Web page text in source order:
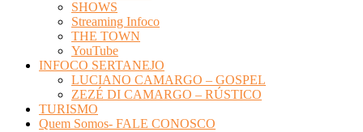
SHOWS
Streaming Infoco
THE TOWN
YouTube
INFOCO SERTANEJO
LUCIANO CAMARGO – GOSPEL
ZEZÉ DI CAMARGO – RÚSTICO
TURISMO
Quem Somos- FALE CONOSCO